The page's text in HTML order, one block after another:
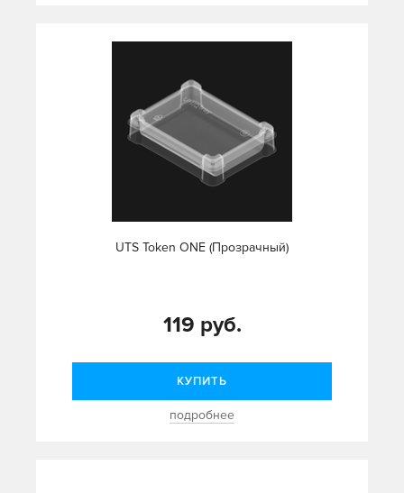
UTS Token ONE (Прозрачный)
119 руб.
КУПИТЬ
подробнее